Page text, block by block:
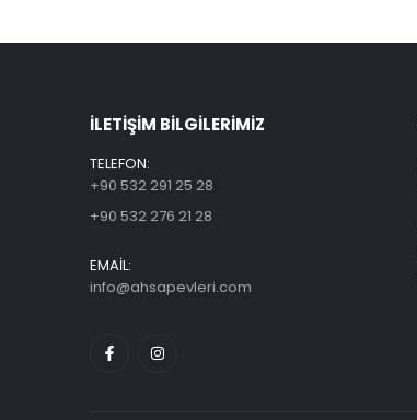
ILETİŞİM BİLGİLERİMİZ
TELEFON:
+90 532 291 25 28
+90 532 276 21 28
EMAİL:
info@ahsapevleri.com